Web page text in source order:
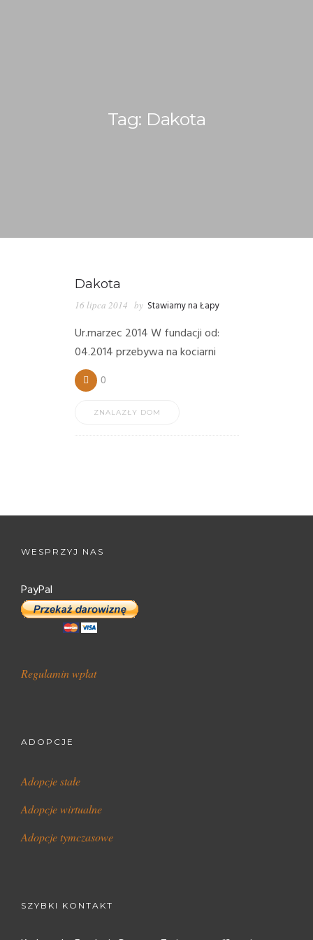
PORADY/PRAWO
Tag: Dakota
Dakota
16 lipca 2014 by Stawiamy na Łapy
Ur.marzec 2014 W fundacji od:
04.2014 przebywa na kociarni
0
ZNALAZŁY DOM
WESPRZYJ NAS
PayPal
Regulamin wpłat
ADOPCJE
Adopcje stałe
Adopcje wirtualne
Adopcje tymczasowe
SZYBKI KONTAKT